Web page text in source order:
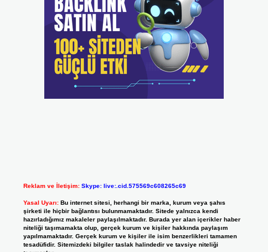
Reklam ve İletişim: Skype: live:.cid.575569c608265c69
Yasal Uyarı: Bu internet sitesi, herhangi bir marka, kurum veya şahıs
şirketi ile hiçbir bağlantısı bulunmamaktadır. Sitede yalnızca kendi
hazırladığımız makaleler paylaşılmaktadır. Burada yer alan içerikler haber
niteliği taşımamakta olup, gerçek kurum ve kişiler hakkında paylaşım
yapılmamaktadır. Gerçek kurum ve kişiler ile isim benzerlikleri tamamen
tesadüfidir. Sitemizdeki bilgiler taslak halindedir ve tavsiye niteliği